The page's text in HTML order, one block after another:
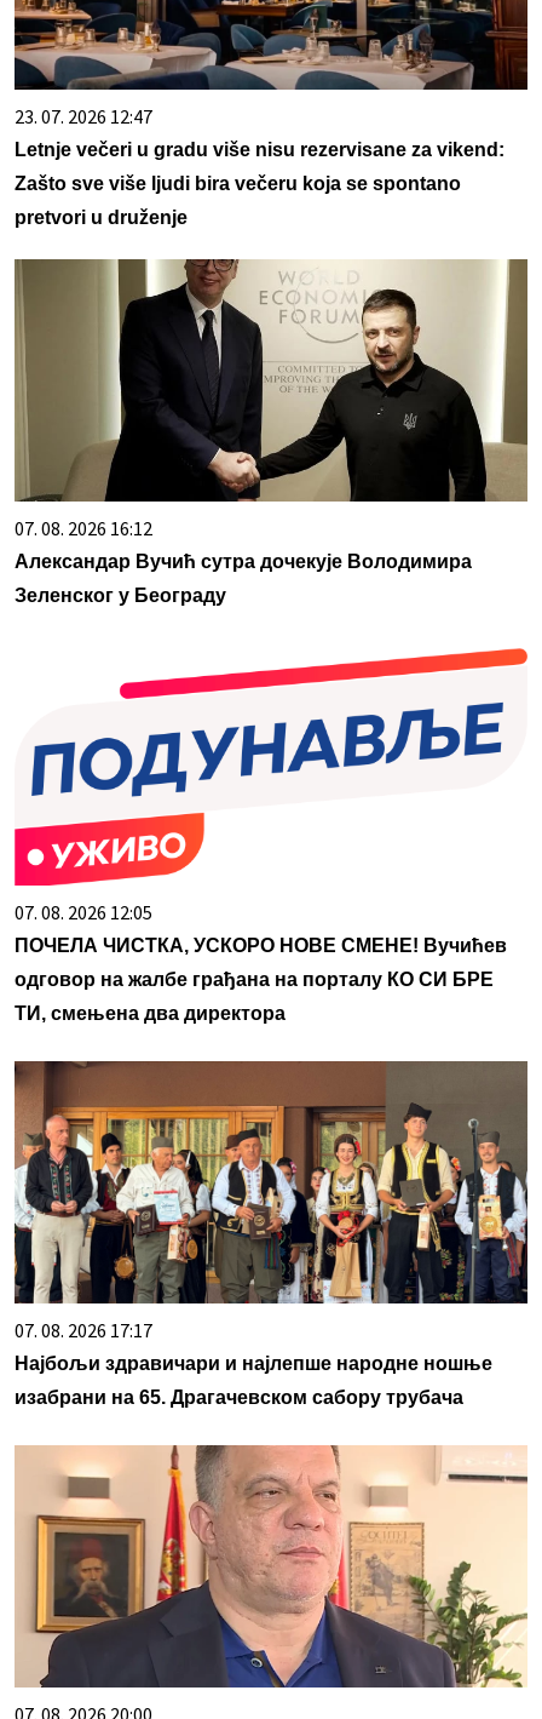
23. 07. 2026 12:47
Letnje večeri u gradu više nisu rezervisane za vikend:
Zašto sve više ljudi bira večeru koja se spontano
pretvori u druženje
07. 08. 2026 16:12
Александар Вучић сутра дочекује Володимира
Зеленског у Београду
07. 08. 2026 12:05
ПОЧЕЛА ЧИСТКА, УСКОРО НОВЕ СМЕНЕ! Вучићев
одговор на жалбе грађана на порталу КО СИ БРЕ
ТИ, смењена два директора
07. 08. 2026 17:17
Најбољи здравичари и најлепше народне ношње
изабрани на 65. Драгачевском сабору трубача